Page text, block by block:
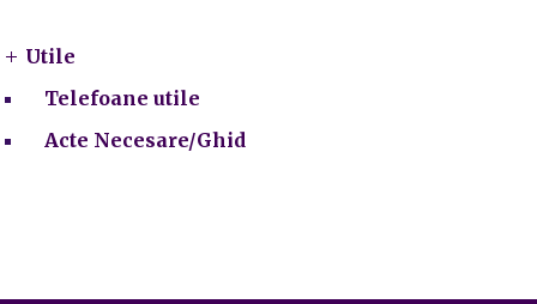
Utile
Telefoane utile
Acte Necesare/Ghid